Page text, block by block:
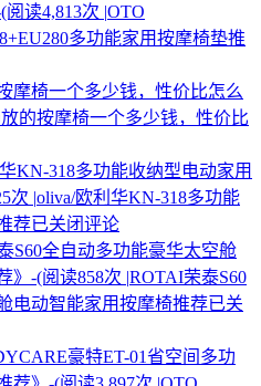
读4,813次 |OTO
多功能家用按摩椅垫推
摩椅一个多少钱，性价比怎么
的按摩椅一个多少钱，性价比
KN-318多功能收纳型电动家用
次 |oliva/欧利华KN-318多功能
荐已关闭评论
S60全自动多功能豪华太空舱
》-(阅读858次 |ROTAI荣泰S60
电动智能家用按摩椅推荐已关
豪特ET-01省空间多功